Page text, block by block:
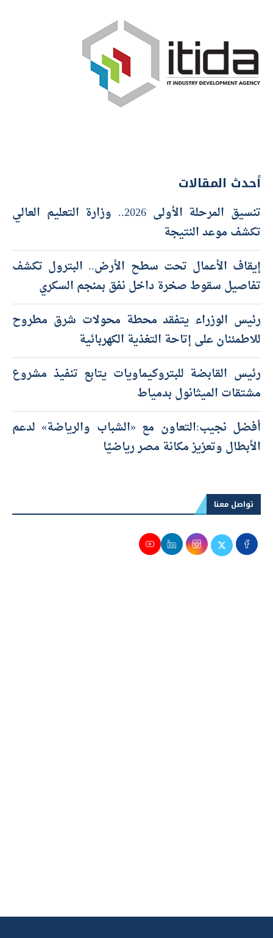
أحدث المقالات
تنسيق المرحلة الأولى 2026.. وزارة التعليم العالي
تكشف موعد النتيجة
إيقاف الأعمال تحت سطح الأرض.. البترول تكشف
تفاصيل سقوط صخرة داخل نفق بمنجم السكري
رئيس الوزراء يتفقد محطة محولات شرق مطروح
للاطمئنان على إتاحة التغذية الكهربائية
رئيس القابضة للبتروكيماويات يتابع تنفيذ مشروع
مشتقات الميثانول بدمياط
أفضل نجيب:التعاون مع «الشباب والرياضة» لدعم
الأبطال وتعزيز مكانة مصر رياضيًا
تواصل معنا